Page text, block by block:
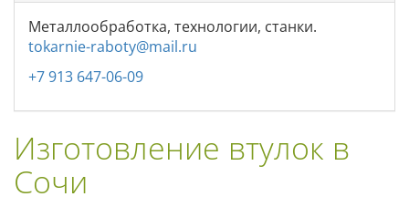
Металлообработка, технологии, станки.
tokarnie-raboty@mail.ru
+7 913 647-06-09
Изготовление втулок в
Сочи